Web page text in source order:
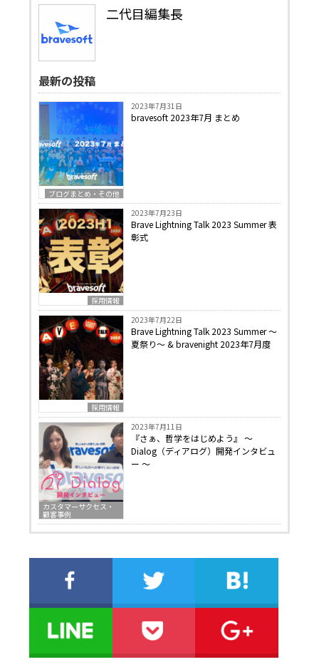
二代目編集長
最新の投稿
ブログまとめ・その他
2023年7月31日
bravesoft 2023年7月 まとめ
採用情報
2023年7月23日
Brave Lightning Talk 2023 Summer 表
彰式
採用情報
2023年7月22日
Brave Lightning Talk 2023 Summer 〜
夏祭り〜 & bravenight 2023年7月度
カスタマーサクセス・
顧客事例
2023年7月11日
『さぁ、哲学をはじめよう』 〜
Dialog（ディアログ）開発インタビュ
ー 〜